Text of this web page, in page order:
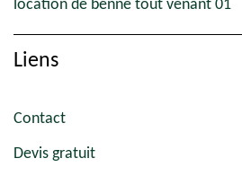
location de benne tout venant 01
Liens
Contact
Devis gratuit